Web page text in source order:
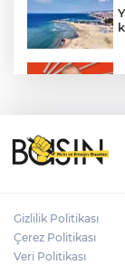
Gizlilik Politikası
Çerez Politikası
Veri Politikası